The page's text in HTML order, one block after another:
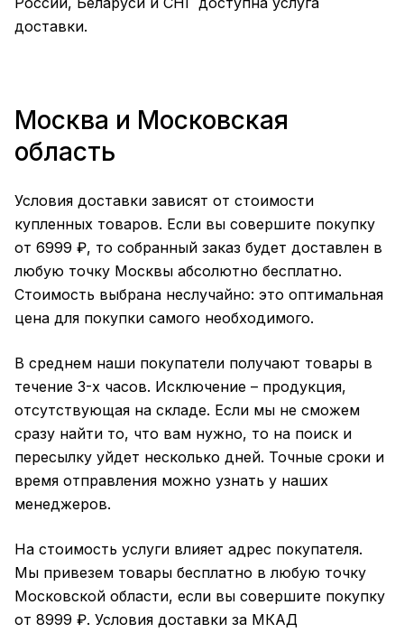
доставки.
Москва и Московская
область
Условия доставки зависят от стоимости
купленных товаров. Если вы совершите покупку
от 6999 ₽, то собранный заказ будет доставлен в
любую точку Москвы абсолютно бесплатно.
Стоимость выбрана неслучайно: это оптимальная
цена для покупки самого необходимого.
В среднем наши покупатели получают товары в
течение 3-х часов. Исключение – продукция,
отсутствующая на складе. Если мы не сможем
сразу найти то, что вам нужно, то на поиск и
пересылку уйдет несколько дней. Точные сроки и
время отправления можно узнать у наших
менеджеров.
На стоимость услуги влияет адрес покупателя.
Мы привезем товары бесплатно в любую точку
Московской области, если вы совершите покупку
от 8999 ₽. Условия доставки за МКАД